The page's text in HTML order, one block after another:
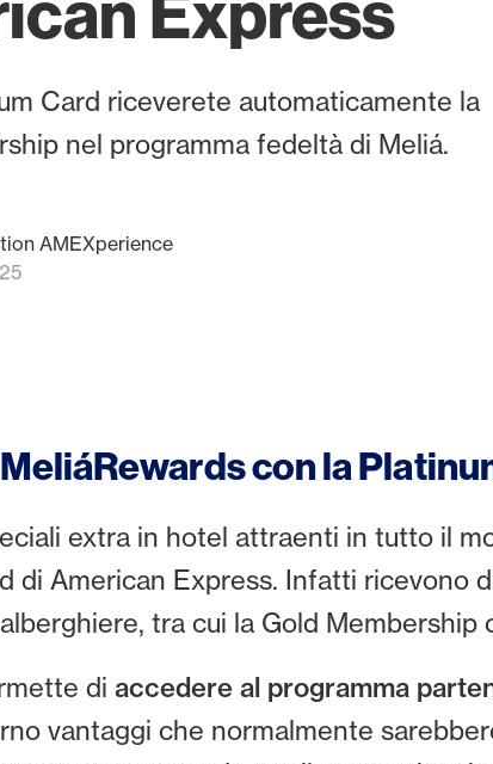
Card riceverete automaticamente la
nel programma fedeltà di Meliá.
AMEXperience
con la
extra in hotel attraenti in tutto il
di American Express. Infatti ricevono
tra cui la Gold Membership
di accedere al programma
vantaggi che normalmente